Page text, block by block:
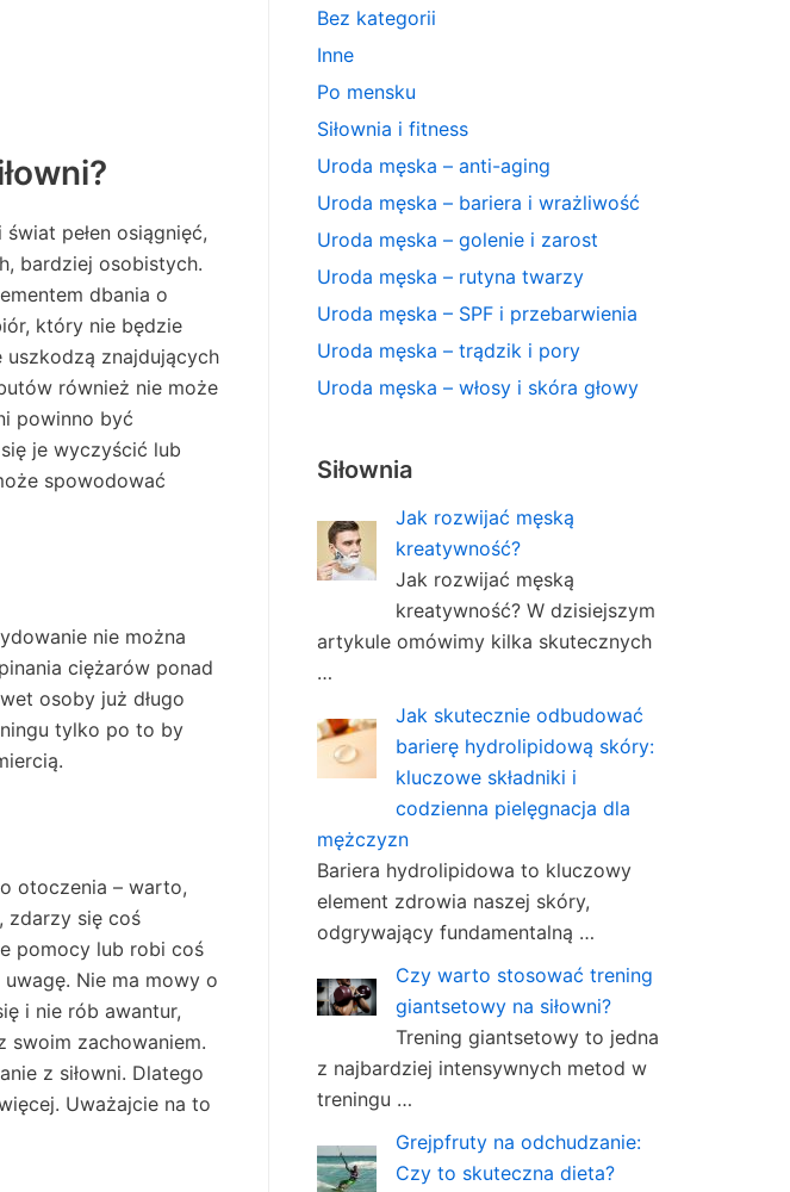
pełen osiągnięć,
bardziej osobistych.
dbania o
który nie będzie
uszkodzą znajdujących
również nie może
powinno być
je wyczyścić lub
spowodować
nie można
ciężarów ponad
osoby już długo
tylko po to by
otoczenia – warto,
zdarzy się coś
pomocy lub robi coś
Nie ma mowy o
i nie rób awantur,
swoim zachowaniem.
z siłowni. Dlatego
Uważajcie na to
Bez kategorii
Inne
Po mensku
Siłownia i fitness
Uroda męska – anti-aging
Uroda męska – bariera i wrażliwość
Uroda męska – golenie i zarost
Uroda męska – rutyna twarzy
Uroda męska – SPF i przebarwienia
Uroda męska – trądzik i pory
Uroda męska – włosy i skóra głowy
Siłownia
Jak rozwijać męską
kreatywność?
Jak rozwijać męską
kreatywność? W dzisiejszym
artykule omówimy kilka skutecznych
…
Jak skutecznie odbudować
barierę hydrolipidową skóry:
kluczowe składniki i
codzienna pielęgnacja dla
mężczyzn
Bariera hydrolipidowa to kluczowy
element zdrowia naszej skóry,
odgrywający fundamentalną …
Czy warto stosować trening
giantsetowy na siłowni?
Trening giantsetowy to jedna
z najbardziej intensywnych metod w
treningu …
Grejpfruty na odchudzanie:
Czy to skuteczna dieta?